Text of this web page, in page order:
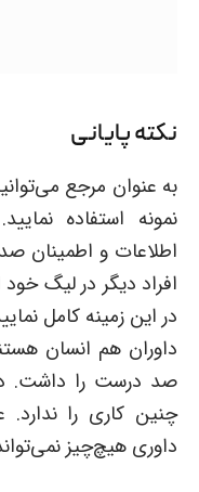
نکته پایانی
نمونه استفاده
اطلاعات و اطمینان
افراد دیگر در لیگ خود
در این زمینه کامل
داوران هم انسان
صد درست را داشت.
چنین کاری را
داوری هیچ‌چیز